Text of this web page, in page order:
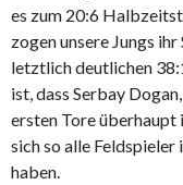
es zum 20:6
zogen unsere Jungs
letztlich deutlichen
ist, dass Serbay
ersten Tore überhaupt
sich so alle
haben.